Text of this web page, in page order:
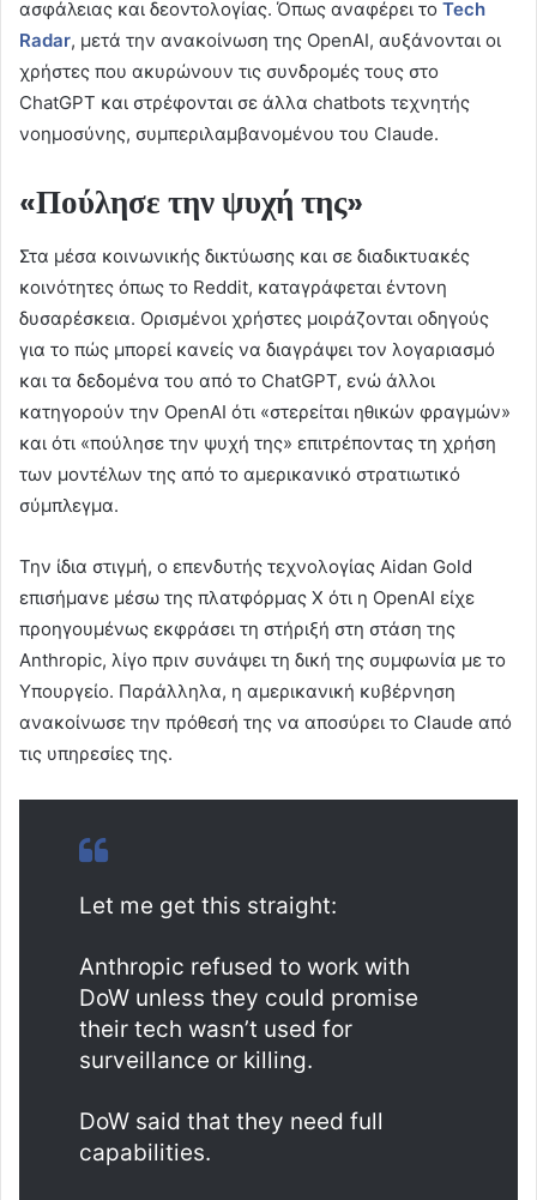
ασφάλειας και δεοντολογίας. Όπως αναφέρει το Tech
Radar, μετά την ανακοίνωση της OpenAI, αυξάνονται οι
χρήστες που ακυρώνουν τις συνδρομές τους στο
ChatGPT και στρέφονται σε άλλα chatbots τεχνητής
νοημοσύνης, συμπεριλαμβανομένου του Claude.
«Πούλησε την ψυχή της»
Στα μέσα κοινωνικής δικτύωσης και σε διαδικτυακές
κοινότητες όπως το Reddit, καταγράφεται έντονη
δυσαρέσκεια. Ορισμένοι χρήστες μοιράζονται οδηγούς
για το πώς μπορεί κανείς να διαγράψει τον λογαριασμό
και τα δεδομένα του από το ChatGPT, ενώ άλλοι
κατηγορούν την OpenAI ότι «στερείται ηθικών φραγμών»
και ότι «πούλησε την ψυχή της» επιτρέποντας τη χρήση
των μοντέλων της από το αμερικανικό στρατιωτικό
σύμπλεγμα.
Την ίδια στιγμή, ο επενδυτής τεχνολογίας Aidan Gold
επισήμανε μέσω της πλατφόρμας X ότι η OpenAI είχε
προηγουμένως εκφράσει τη στήριξή στη στάση της
Anthropic, λίγο πριν συνάψει τη δική της συμφωνία με το
Υπουργείο. Παράλληλα, η αμερικανική κυβέρνηση
ανακοίνωσε την πρόθεσή της να αποσύρει το Claude από
τις υπηρεσίες της.
Let me get this straight:
Anthropic refused to work with
DoW unless they could promise
their tech wasn’t used for
surveillance or killing.
DoW said that they need full
capabilities.